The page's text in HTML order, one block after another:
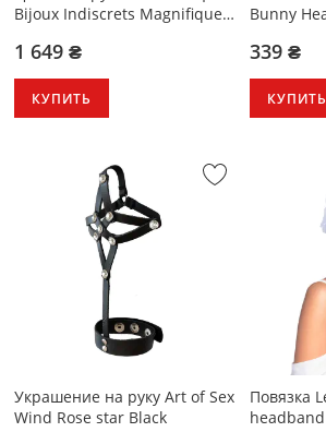
Bijoux Indiscrets Magnifique
1 649 ₴
КУПИТЬ
Bunny
339 ₴
КУПИТЬ
Украшение на руку Art of Sex
Wind Rose star Black
Повязка